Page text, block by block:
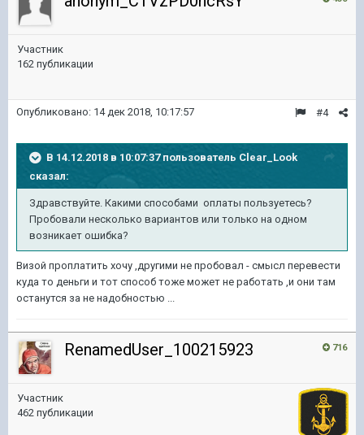
Участник
162 публикации
#4
Опубликовано: 14 дек 2018, 10:17:57
В 14.12.2018 в 10:07:37 пользователь Clear_Look
сказал:
Здравствуйте. Какими способами оплаты пользуетесь?
Пробовали несколько вариантов или только на одном
возникает ошибка?
Визой проплатить хочу ,другими не пробовал - смысл перевести
куда то деньги и тот способ тоже может не работать ,и они там
останутся за не надобностью ...
716
RenamedUser_100215923
Участник
462 публикации